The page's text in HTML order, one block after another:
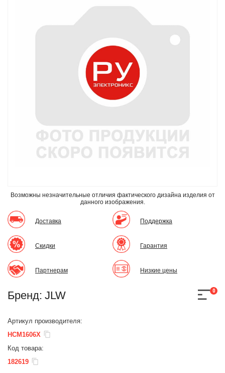
Возможны незначительные отличия фактического дизайна изделия от
данного изображения.
Доставка
Скидки
Партнерам
Поддержка
Гарантия
Низкие цены
Бренд: JLW 0
Артикул производителя:
HCM1606X
Код товара:
182619